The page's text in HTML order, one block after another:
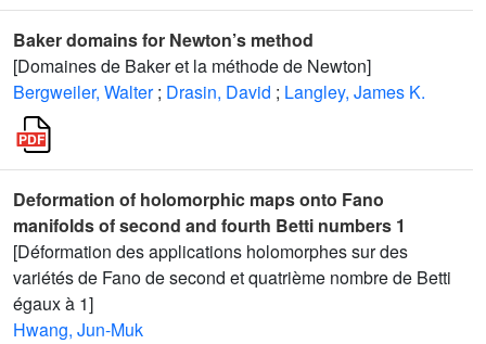
Baker domains for Newton’s method
[Domaines de Baker et la méthode de Newton]
Bergweiler, Walter ; Drasin, David ; Langley, James K.
Deformation of holomorphic maps onto Fano
manifolds of second and fourth Betti numbers 1
[Déformation des applications holomorphes sur des
variétés de Fano de second et quatrième nombre de Betti
égaux à 1]
Hwang, Jun-Muk